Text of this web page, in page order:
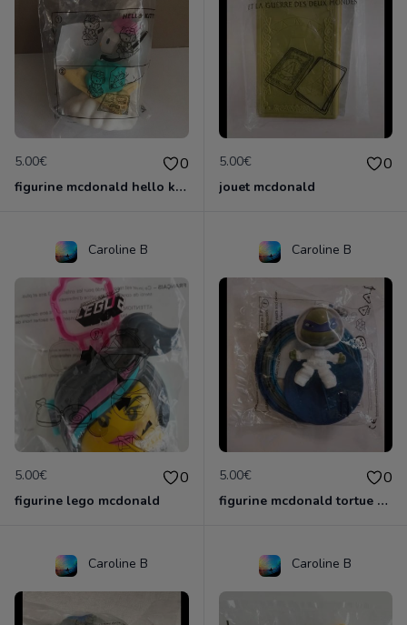
5.00€ 0
figurine mcdonald hello kitty
5.00€ 0
jouet mcdonald
Caroline B
5.00€ 0
figurine lego mcdonald
Caroline B
5.00€ 0
figurine mcdonald tortue ninja
Caroline B Caroline B